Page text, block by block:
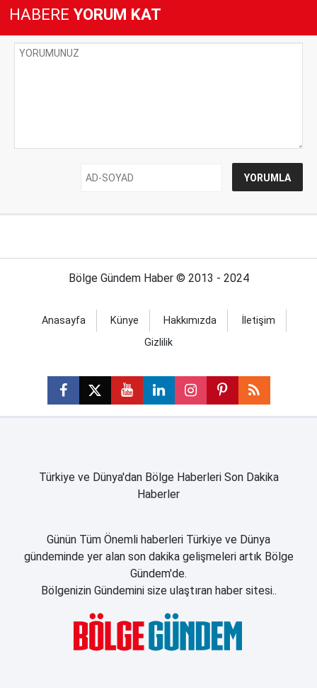
HABERE YORUM KAT
Bölge Gündem Haber © 2013 - 2024
Anasayfa Künye Hakkımızda
İletişim
Gizlilik
Türkiye ve Dünya'dan Bölge Haberleri Son Dakika
Haberler
Günün Tüm Önemli haberleri Türkiye ve Dünya
gündeminde yer alan son dakika gelişmeleri artık Bölge
Gündem'de.
Bölgenizin Gündemini size ulaştıran haber sitesi..